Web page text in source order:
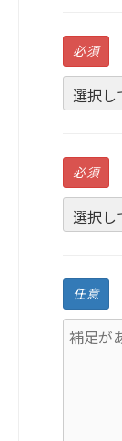
必須
必須
任意